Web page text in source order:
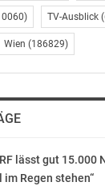
in der Station.
zum
über
gmbh
82 85
TV-Ausblick
Wien (186829)
lässt gut 15.000
Regen stehen“